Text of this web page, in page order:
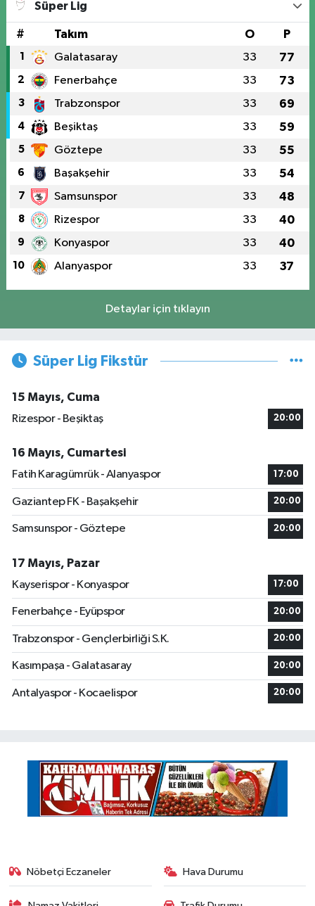
Süper Lig
# Takım O P
1 Galatasaray 33 77
2 Fenerbahçe 33 73
3 Trabzonspor 33 69
4 Beşiktaş 33 59
5 Göztepe 33 55
6 Başakşehir 33 54
7 Samsunspor 33 48
8 Rizespor 33 40
9 Konyaspor 33 40
10 Alanyaspor 33 37
Detaylar için tıklayın
Süper Lig Fikstür
15 Mayıs, Cuma
Rizespor - Beşiktaş
20:00
16 Mayıs, Cumartesi
Fatih Karagümrük - Alanyaspor
17:00
Gaziantep FK - Başakşehir 20:00
Samsunspor - Göztepe 20:00
17 Mayıs, Pazar
Kayserispor - Konyaspor
17:00
Fenerbahçe - Eyüpspor 20:00
Trabzonspor - Gençlerbirliği S.K. 20:00
Kasımpaşa - Galatasaray 20:00
Antalyaspor - Kocaelispor 20:00
Nöbetçi Eczaneler Hava Durumu